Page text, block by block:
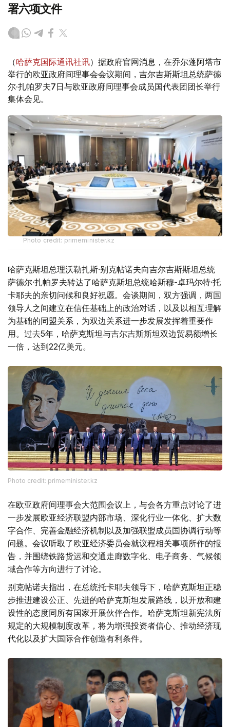
署六项文件
（哈萨克国际通讯社讯）据政府官网消息，在乔尔蓬阿塔市
举行的欧亚政府间理事会会议期间，吉尔吉斯斯坦总统萨德
尔·扎帕罗夫7日与欧亚政府间理事会成员国代表团团长举行
集体会见。
Photo credit: primeminister.kz
哈萨克斯坦总理沃勒扎斯·别克帖诺夫向吉尔吉斯斯坦总统
萨德尔·扎帕罗夫转达了哈萨克斯坦总统哈斯穆-卓玛尔特·托
卡耶夫的亲切问候和良好祝愿。会谈期间，双方强调，两国
领导人之间建立在信任基础上的政治对话，以及以相互理解
为基础的同盟关系，为双边关系进一步发展发挥着重要作
用。过去5年，哈萨克斯坦与吉尔吉斯斯坦双边贸易额增长
一倍，达到22亿美元。
Photo credit: primeminister.kz
在欧亚政府间理事会大范围会议上，与会各方重点讨论了进
一步发展欧亚经济联盟内部市场、深化行业一体化、扩大数
字合作、完善金融经济机制以及加强联盟成员国协调行动等
问题。会议听取了欧亚经济委员会就议程相关事项所作的报
告，并围绕铁路货运和交通走廊数字化、电子商务、气候领
域合作等方向进行了讨论。
别克帖诺夫指出，在总统托卡耶夫领导下，哈萨克斯坦正稳
步推进建设公正、先进的哈萨克斯坦发展路线，以开放和建
设性的态度同所有国家开展伙伴合作。哈萨克斯坦新宪法所
规定的大规模制度改革，将为增强投资者信心、推动经济现
代化以及扩大国际合作创造有利条件。